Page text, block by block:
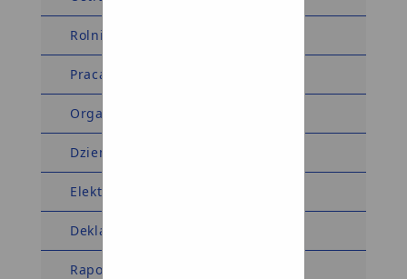
Rolnictwo
Praca
Organizacje pozarządowe
Dziennik Ustaw Monitor Polski
Elektroniczna Skrzynka Podawcza
Deklaracja dostępności
Raport dostępności